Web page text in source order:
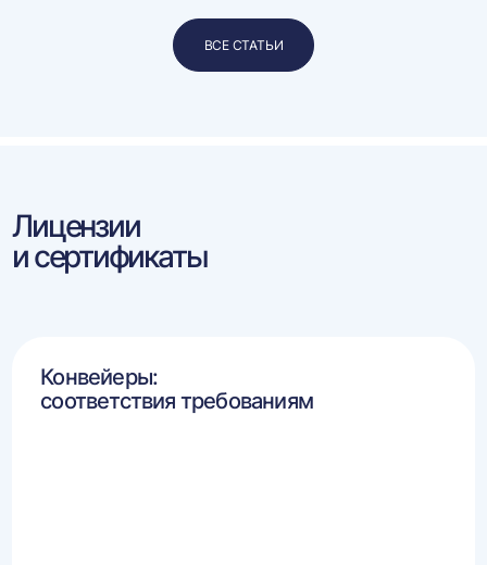
ВСЕ СТАТЬИ
Лицензии
и сертификаты
Конвейеры:
соответствия требованиям